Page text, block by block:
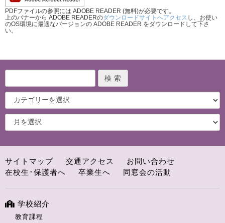
PDFファイルの参照には ADOBE READER (無料)が必要です。
上のバナーから ADOBE READERのダウンロードサイトへアクセス し、お使い
のOS環境に最適なバージョンの ADOBE READER をダウンロードして下さ
い。
サイトマップ 交通アクセス
お問い合わせ
在校生･保護者へ
卒業生へ 同窓会の活動
学校紹介
教育課程